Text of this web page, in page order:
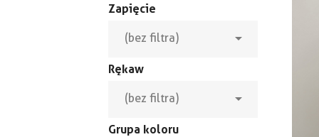
Zapięcie
(bez filtra) 
Rękaw
(bez filtra) 
Grupa koloru